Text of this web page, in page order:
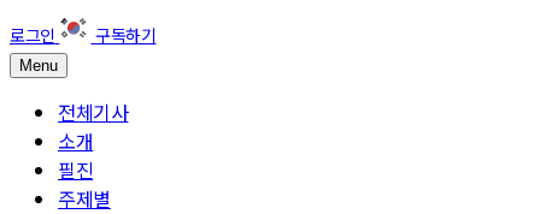
Menu
전체기사
소개
필진
주제별